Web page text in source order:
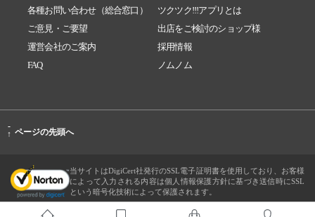
各種お問い合わせ（総合窓口）
ツクツク!!!アプリとは
ご意見・ご要望
出店をご検討のショップ様
運営会社のご案内
採用情報
FAQ
ノムノム
-
↑ ページの先頭へ
当サイトはDigiCert社発行のSSL電子証明書を使用しており、お客様
によって入力される内容は個人情報保護方針に基づき送信時にSSL
という暗号化技術によって保護されます。